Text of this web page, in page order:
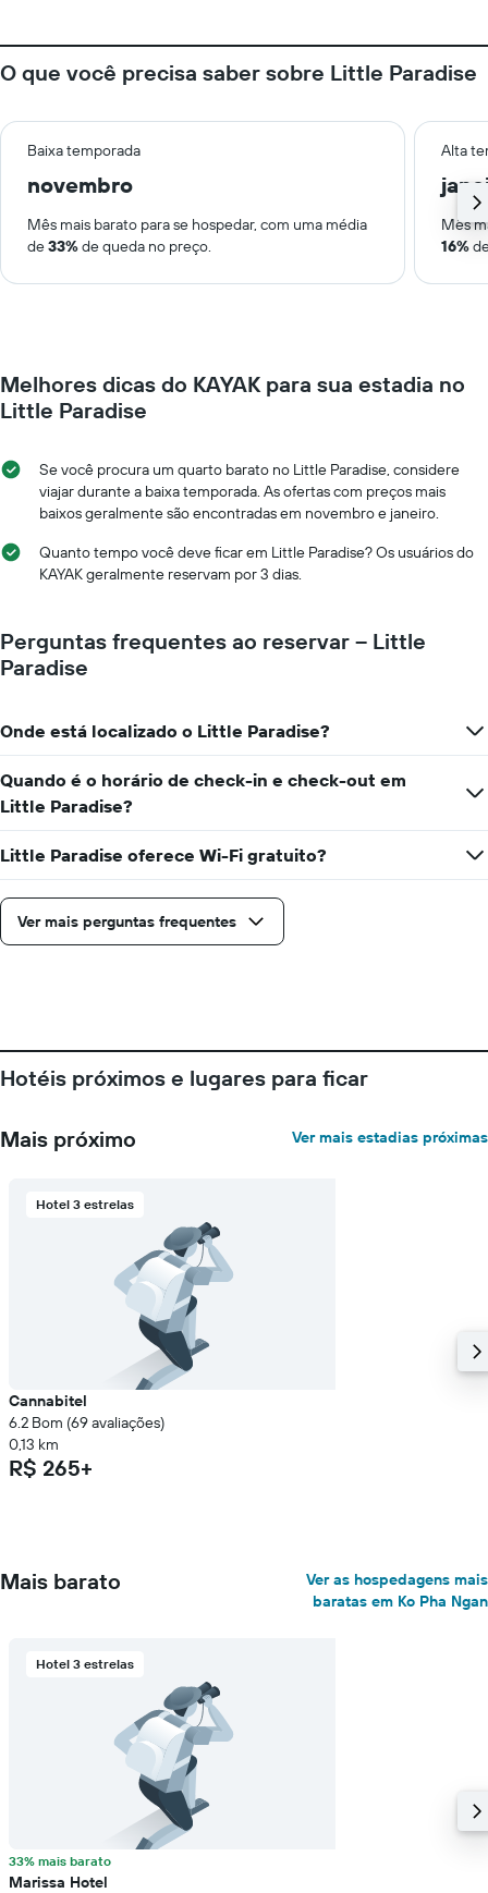
O que você precisa saber sobre Little Paradise
Baixa temporada Alta
novembro
Mês mais barato para se hospedar, com uma média
de33%de queda no preço.
Mês
16%
Melhores dicas do KAYAK para sua estadia no
Little Paradise
Se você procura um quarto barato no Little Paradise, considere
viajar durante a baixa temporada. As ofertas com preços mais
baixos geralmente são encontradas em novembro e janeiro.
Quanto tempo você deve ficar em Little Paradise? Os usuários do
KAYAK geralmente reservam por 3 dias.
Perguntas frequentes ao reservar – Little
Paradise
Onde está localizado o Little Paradise?
Quando é o horário de check-in e check-out em
Little Paradise?
Little Paradise oferece Wi-Fi gratuito?
Ver mais perguntas frequentes
Hotéis próximos e lugares para ficar
Mais próximo Ver mais estadias próximas
Hotel 3 estrelas
Cannabitel
6.2 Bom (69 avaliações)
0,13 km
R$ 265+
Mais barato
Ver as hospedagens mais
baratas em Ko Pha Ngan
Hotel 3 estrelas
33% mais barato
Marissa Hotel